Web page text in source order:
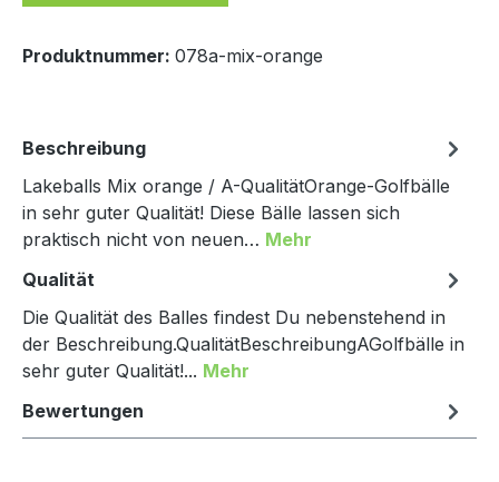
Produktnummer: 078a-mix-orange
Beschreibung
Lakeballs Mix orange / A-QualitätOrange-Golfbälle
in sehr guter Qualität! Diese Bälle lassen sich
praktisch nicht von neuen… Mehr
Qualität
Die Qualität des Balles findest Du nebenstehend in
der Beschreibung.QualitätBeschreibungAGolfbälle in
sehr guter Qualität!... Mehr
Bewertungen